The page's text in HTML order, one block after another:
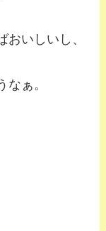
いしいし、
ぁ。